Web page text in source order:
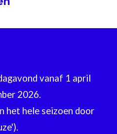
vanaf 1 april
2026.
het hele seizoen door